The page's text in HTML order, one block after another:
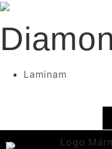
Laminam